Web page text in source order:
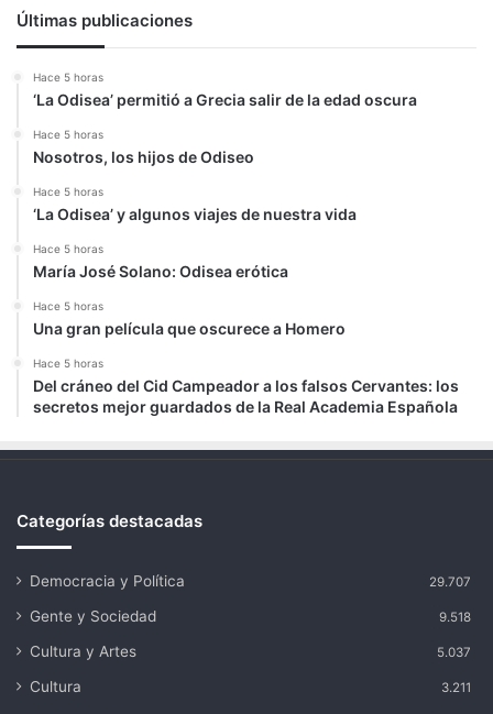
Últimas publicaciones
Hace 5 horas
‘La Odisea’ permitió a Grecia salir de la edad oscura
Hace 5 horas
Nosotros, los hijos de Odiseo
Hace 5 horas
‘La Odisea’ y algunos viajes de nuestra vida
Hace 5 horas
María José Solano: Odisea erótica
Hace 5 horas
Una gran película que oscurece a Homero
Hace 5 horas
Del cráneo del Cid Campeador a los falsos Cervantes: los
secretos mejor guardados de la Real Academia Española
Categorías destacadas
Democracia y Política 29.707
Gente y Sociedad 9.518
Cultura y Artes 5.037
Cultura 3.211